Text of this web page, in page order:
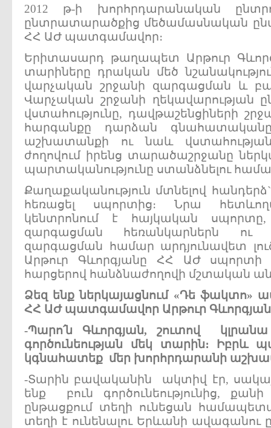
2012 թ-ի խորհրդարանական
ընտրատարածքից մեծամասնական
ՀՀ ԱԺ պատգամավոր։
Երիտասարդ թաղապետ Արթուր
տարիները դրական մեծ
վարչական շրջանի զարգացման և
Վարչական շրջանի ղեկավարության
վստահությունը, դավթաշենցիների
հարգանքը դարձան գնահատականը
աշխատանքի ու նաև
ժողովում իրենց տարածաշրջանը
պարտականությունը ստանձնելու
Քաղաքականություն մտնելով
հեռացել սպորտից։ Նրա
կենտրոնում է հայկական
զարգացման հեռանկարներն ու
զարգացման համար արդյունավետ
Արթուր Գևորգյանը ՀՀ ԱԺ սպորտի
հարցերով հանձնաժողովի մշտական
Ձեզ ենք ներկայացնում«Դե ֆակտո»
ՀՀ ԱԺ պատգամավոր Արթուր
-Պարո՛ն Գևորգյան,շուտով կլրանա
գործունեության
մեկ տարին։ Իբրև
կգնահատեք մեր խորհրդարանի
-Տարին բավականին ակտիվ էր,
ենք բուն գործունեությունից,
ընթացքում տեղի ունեցան
տեղի է ունենալու Երևանի ավագանու